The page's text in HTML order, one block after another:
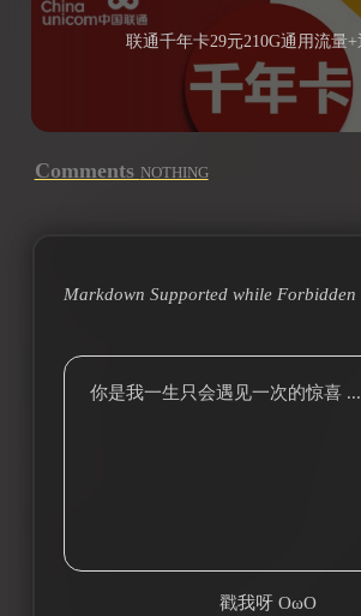
Comments NOTHING
Markdown Supported whileForbidden
你是我一生只会遇见一次的惊喜 ...
戳我呀 OωO